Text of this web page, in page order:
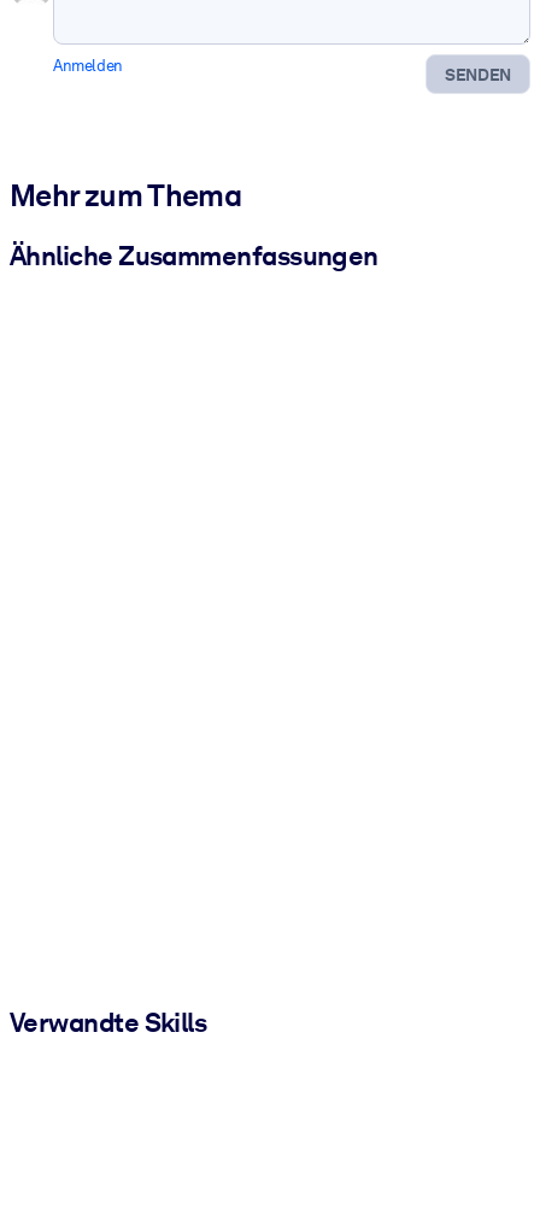
SENDEN
Anmelden
Mehr zum Thema
Ähnliche Zusammenfassungen
Verwandte Skills